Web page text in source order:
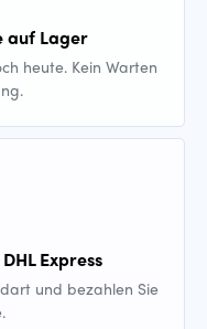
auf Lager
heute. Kein Warten
Express
und bezahlen Sie